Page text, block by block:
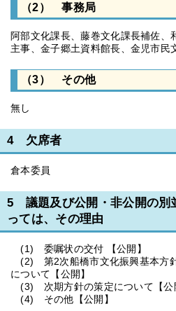
（2） 事務局
阿部文化課長、藤巻文化課長補佐、
主事、金子郷土資料館長、金児市民
（3） その他
無し
4 欠席者
倉本委員
5 議題及び公開・非公開の別
っては、その理由
(1) 委嘱状の交付 【公開】
(2) 第2次船橋市文化振興基本方
について【公開】
(3) 次期方針の策定について【公
(4) その他【公開】